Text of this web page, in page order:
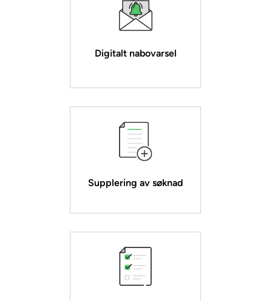
Digitalt nabovarsel
Supplering av søknad